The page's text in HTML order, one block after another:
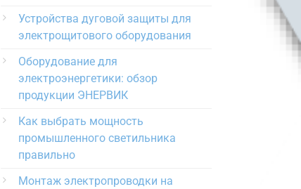
Устройства дуговой защиты для
электрощитового оборудования
Оборудование для
электроэнергетики: обзор
продукции ЭНЕРВИК
Как выбрать мощность
промышленного светильника
правильно
Монтаж электропроводки на